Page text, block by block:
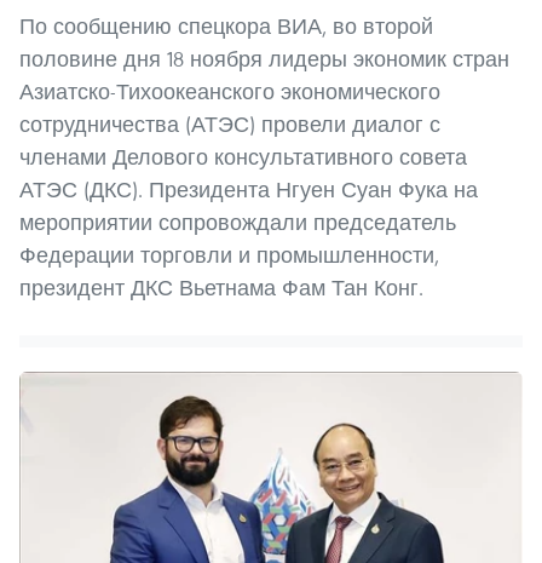
По сообщению спецкора ВИА, во второй
половине дня 18 ноября лидеры экономик стран
Азиатско-Тихоокеанского экономического
сотрудничества (АТЭС) провели диалог с
членами Делового консультативного совета
АТЭС (ДКС). Президента Нгуен Суан Фука на
мероприятии сопровождали председатель
Федерации торговли и промышленности,
президент ДКС Вьетнама Фам Тан Конг.